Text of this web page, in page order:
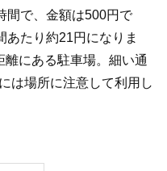
間で、金額は500円で
あたり約21円になりま
にある駐車場。細い通
は場所に注意して利用し